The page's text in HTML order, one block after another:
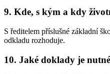
9. Kde, s kým a kdy
S ředitelem příslušné základní
odkladu rozhoduje.
10. Jaké doklady je